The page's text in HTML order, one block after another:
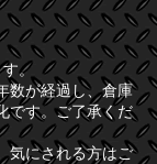
。
数が経過し、倉庫
です。ご了承くだ
気にされる方はご